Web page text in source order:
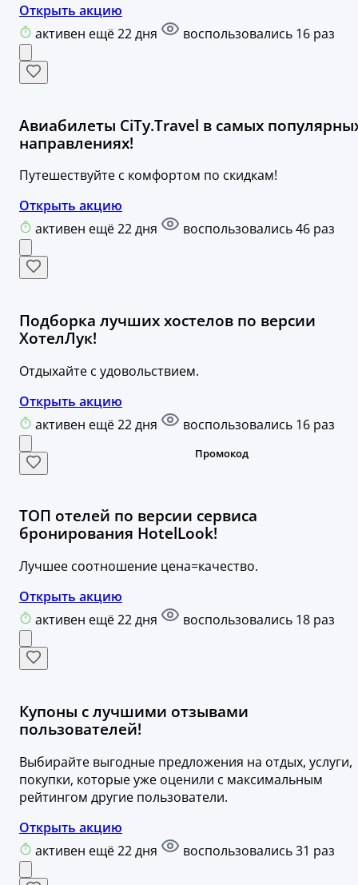
Открыть акцию
активен ещё 22 дня
воспользовались 16 раз
Авиабилеты CiTy.Travel в самых
направлениях!
Путешествуйте с комфортом по скидкам!
Открыть акцию
активен ещё 22 дня
воспользовались 46 раз
Подборка лучших хостелов по версии
ХотелЛук!
Отдыхайте с удовольствием.
Открыть акцию
активен ещё 22 дня
воспользовались 16 раз
ТОП отелей по версии сервиса
бронирования HotelLook!
Лучшее соотношение цена=качество.
Открыть акцию
активен ещё 22 дня
воспользовались 18 раз
Купоны с лучшими отзывами
пользователей!
Выбирайте выгодные предложения на отдых, услуги,
покупки, которые уже оценили с максимальным
рейтингом другие пользователи.
Открыть акцию
активен ещё 22 дня
воспользовались 31 раз